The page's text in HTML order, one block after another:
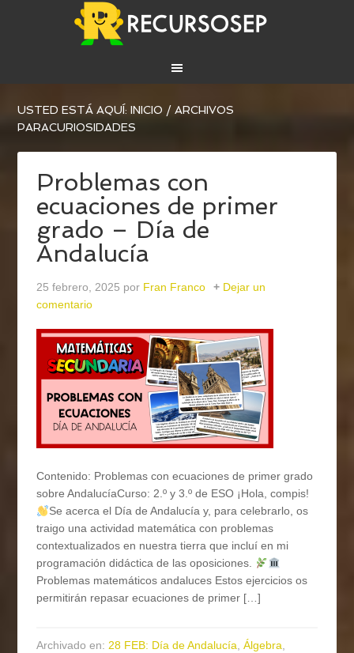
USTED ESTÁ AQUÍ:INICIO / ARCHIVOS
PARACURIOSIDADES
Problemas con
ecuaciones de primer
grado – Día de
Andalucía
25 febrero, 2025 por Fran Franco
Dejar un
comentario
Contenido: Problemas con ecuaciones de primer grado
sobre AndalucíaCurso: 2.º y 3.º de ESO ¡Hola, compis!
Se acerca el Día de Andalucía y, para celebrarlo, os
traigo una actividad matemática con problemas
contextualizados en nuestra tierra que incluí en mi
programación didáctica de las oposiciones.
Problemas matemáticos andaluces Estos ejercicios os
permitirán repasar ecuaciones de primer […]
Archivado en:28 FEB: Día de Andalucía,Álgebra,